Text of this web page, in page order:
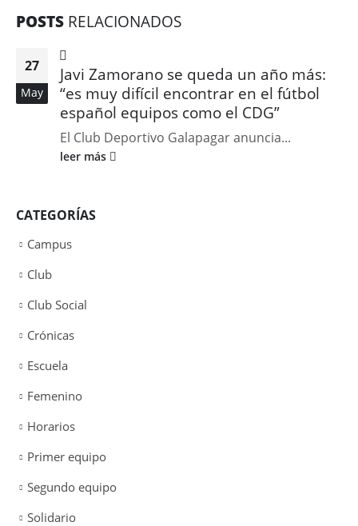
POSTS RELACIONADOS
27
May
Javi Zamorano se queda un año más:
“es muy difícil encontrar en el fútbol
español equipos como el CDG”
El Club Deportivo Galapagar anuncia...
leer más
CATEGORÍAS
Campus
Club
Club Social
Crónicas
Escuela
Femenino
Horarios
Primer equipo
Segundo equipo
Solidario